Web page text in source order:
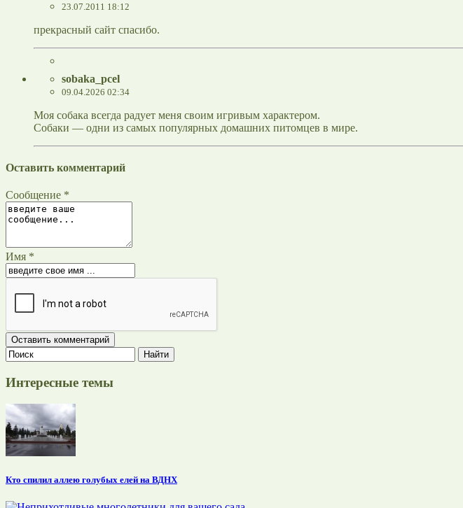
23.07.2011 18:12
прекрасный сайт спасибо.
sobaka_pcel
09.04.2026 02:34
Моя собака всегда радует меня своим игривым характером.
Собаки — одни из самых популярных домашних питомцев в мире.
Оставить комментарий
Сообщение *
Имя *
Интересные темы
Кто спилил аллею голубых елей на ВДНХ